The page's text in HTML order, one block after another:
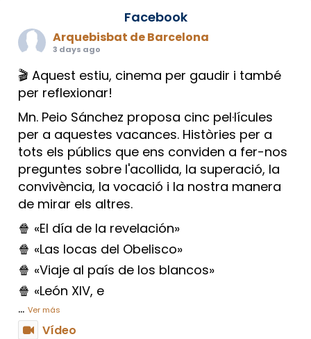
Facebook
Arquebisbat de Barcelona
3 days ago
🎬 Aquest estiu, cinema per gaudir i també
per reflexionar!
Mn. Peio Sánchez proposa cinc pel·lícules
per a aquestes vacances. Històries per a
tots els públics que ens conviden a fer-nos
preguntes sobre l'acollida, la superació, la
convivència, la vocació i la nostra manera
de mirar els altres.
🍿 «El día de la revelación»
🍿 «Las locas del Obelisco»
🍿 «Viaje al país de los blancos»
🍿 «León XIV, e
... Ver más
Vídeo